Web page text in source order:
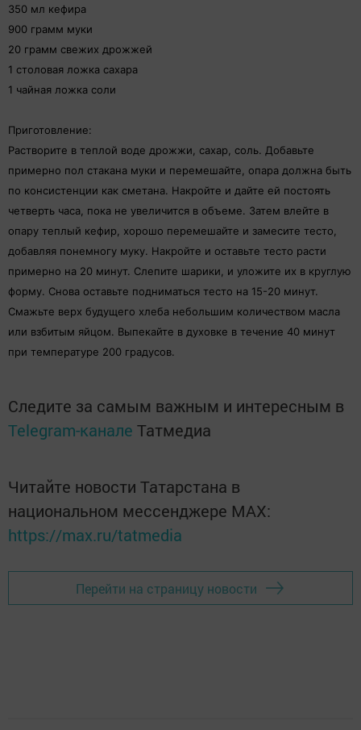
350 мл кефира
900 грамм муки
20 грамм свежих дрожжей
1 столовая ложка сахара
1 чайная ложка соли
Приготовление:
Растворите в теплой воде дрожжи, сахар, соль. Добавьте
примерно пол стакана муки и перемешайте, опара должна быть
по консистенции как сметана. Накройте и дайте ей постоять
четверть часа, пока не увеличится в объеме. Затем влейте в
опару теплый кефир, хорошо перемешайте и замесите тесто,
добавляя понемногу муку. Накройте и оставьте тесто расти
примерно на 20 минут. Слепите шарики, и уложите их в круглую
форму. Снова оставьте подниматься тесто на 15-20 минут.
Смажьте верх будущего хлеба небольшим количеством масла
или взбитым яйцом. Выпекайте в духовке в течение 40 минут
при температуре 200 градусов.
Следите за самым важным и интересным в
Telegram-канале Татмедиа
Читайте новости Татарстана в
национальном мессенджере MАХ:
https://max.ru/tatmedia
Перейти на страницу новости